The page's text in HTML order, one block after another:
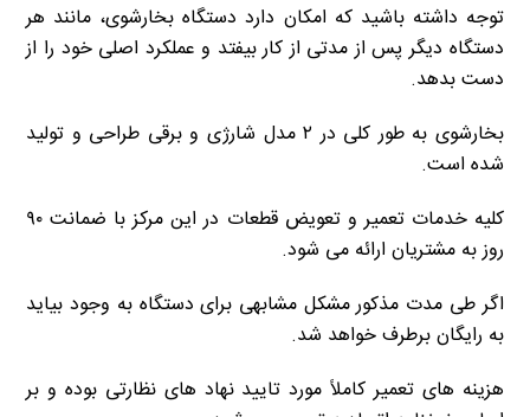
توجه داشته باشید که امکان دارد دستگاه بخارشوی، مانند هر
دستگاه دیگر پس از مدتی از کار بیفتد و عملکرد اصلی خود را از
دست بدهد.
بخارشوی به طور کلی در ۲ مدل شارژی و برقی طراحی و تولید
شده است.
کلیه خدمات تعمیر و تعویض قطعات در این مرکز با ضمانت ۹۰
روز به مشتریان ارائه می شود.
اگر طی مدت مذکور مشکل مشابهی برای دستگاه به وجود بیاید
به رایگان برطرف خواهد شد.
هزینه های تعمیر کاملاً مورد تایید نهاد های نظارتی بوده و بر